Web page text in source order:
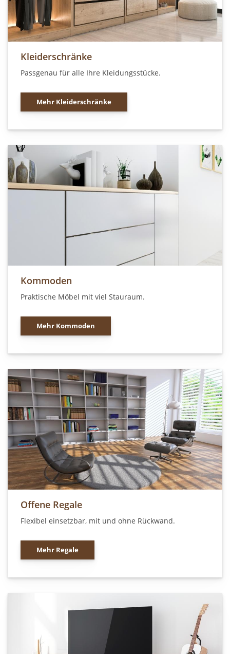
Kleiderschränke
Passgenau für alle Ihre Kleidungsstücke.
Mehr Kleiderschränke
Kommoden
Praktische Möbel mit viel Stauraum.
Mehr Kommoden
Offene Regale
Flexibel einsetzbar, mit und ohne Rückwand.
Mehr Regale